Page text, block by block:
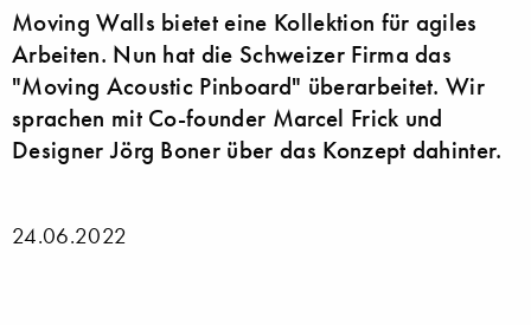
Moving Walls bietet eine Kollektion für agiles
Arbeiten. Nun hat die Schweizer Firma das
"Moving Acoustic Pinboard" überarbeitet. Wir
sprachen mit Co-founder Marcel Frick und
Designer Jörg Boner über das Konzept dahinter.
24.06.2022